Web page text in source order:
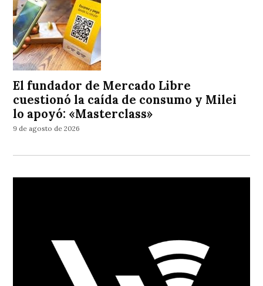
El fundador de Mercado Libre
cuestionó la caída de consumo y Milei
lo apoyó: «Masterclass»
9 de agosto de 2026